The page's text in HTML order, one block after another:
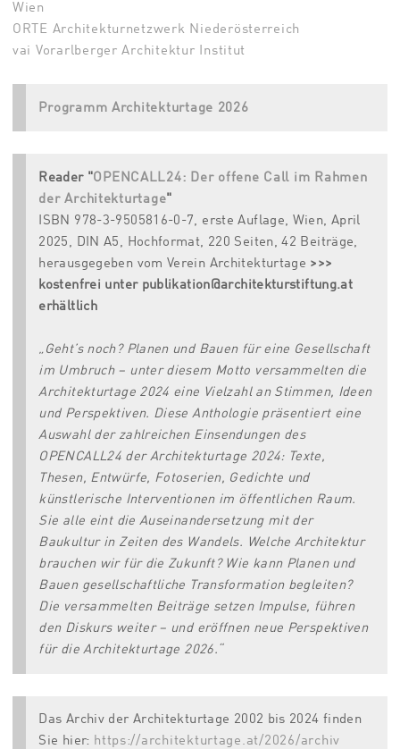
Wien
ORTE Architekturnetzwerk Niederösterreich
vai Vorarlberger Architektur Institut
Programm Architekturtage 2026
Reader "OPENCALL24: Der offene Call im Rahmen
der Architekturtage"
ISBN 978-3-9505816-0-7, erste Auflage, Wien, April
2025, DIN A5, Hochformat, 220 Seiten, 42 Beiträge,
herausgegeben vom Verein Architekturtage >>>
kostenfrei unter publikation@architekturstiftung.at
erhältlich
„Geht’s noch? Planen und Bauen für eine Gesellschaft
im Umbruch – unter diesem Motto versammelten die
Architekturtage 2024 eine Vielzahl an Stimmen, Ideen
und Perspektiven. Diese Anthologie präsentiert eine
Auswahl der zahlreichen Einsendungen des
OPENCALL24 der Architekturtage 2024: Texte,
Thesen, Entwürfe, Fotoserien, Gedichte und
künstlerische Interventionen im öffentlichen Raum.
Sie alle eint die Auseinandersetzung mit der
Baukultur in Zeiten des Wandels. Welche Architektur
brauchen wir für die Zukunft? Wie kann Planen und
Bauen gesellschaftliche Transformation begleiten?
Die versammelten Beiträge setzen Impulse, führen
den Diskurs weiter – und eröffnen neue Perspektiven
für die Architekturtage 2026.“
Das Archiv der Architekturtage 2002 bis 2024 finden
Sie hier: https://architekturtage.at/2026/archiv